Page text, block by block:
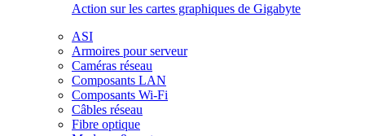
Action sur les cartes graphiques de Gigabyte
ASI
Armoires pour serveur
Caméras réseau
Composants LAN
Composants Wi-Fi
Câbles réseau
Fibre optique